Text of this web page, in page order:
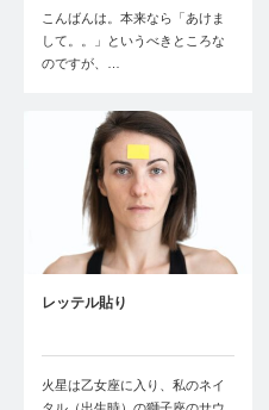
こんばんは。本来なら「あけま
して。。」というべきところな
のですが、…
レッテル貼り
火星は乙女座に入り、私のネイ